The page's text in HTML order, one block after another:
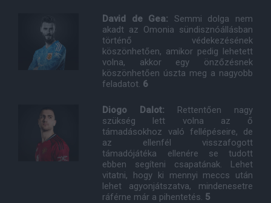
David de Gea: Semmi dolga nem
akadt az Omonia sündisznóállásban
történő védekezésének
köszönhetően, amikor pedig lehetett
volna, akkor egy önzőzésnek
köszönhetően úszta meg a nagyobb
feladatot. 6
Diogo Dalot: Rettentően nagy
szükség lett volna az ő
támadásokhoz való fellépéseire, de
az ellenfél visszafogott
támadójátéka ellenére se tudott
ebben segíteni csapatának. Lehet
vitatni, hogy ki mennyi meccs után
lehet agyonjátszatva, mindenesetre
ráférne már a pihentetés. 5